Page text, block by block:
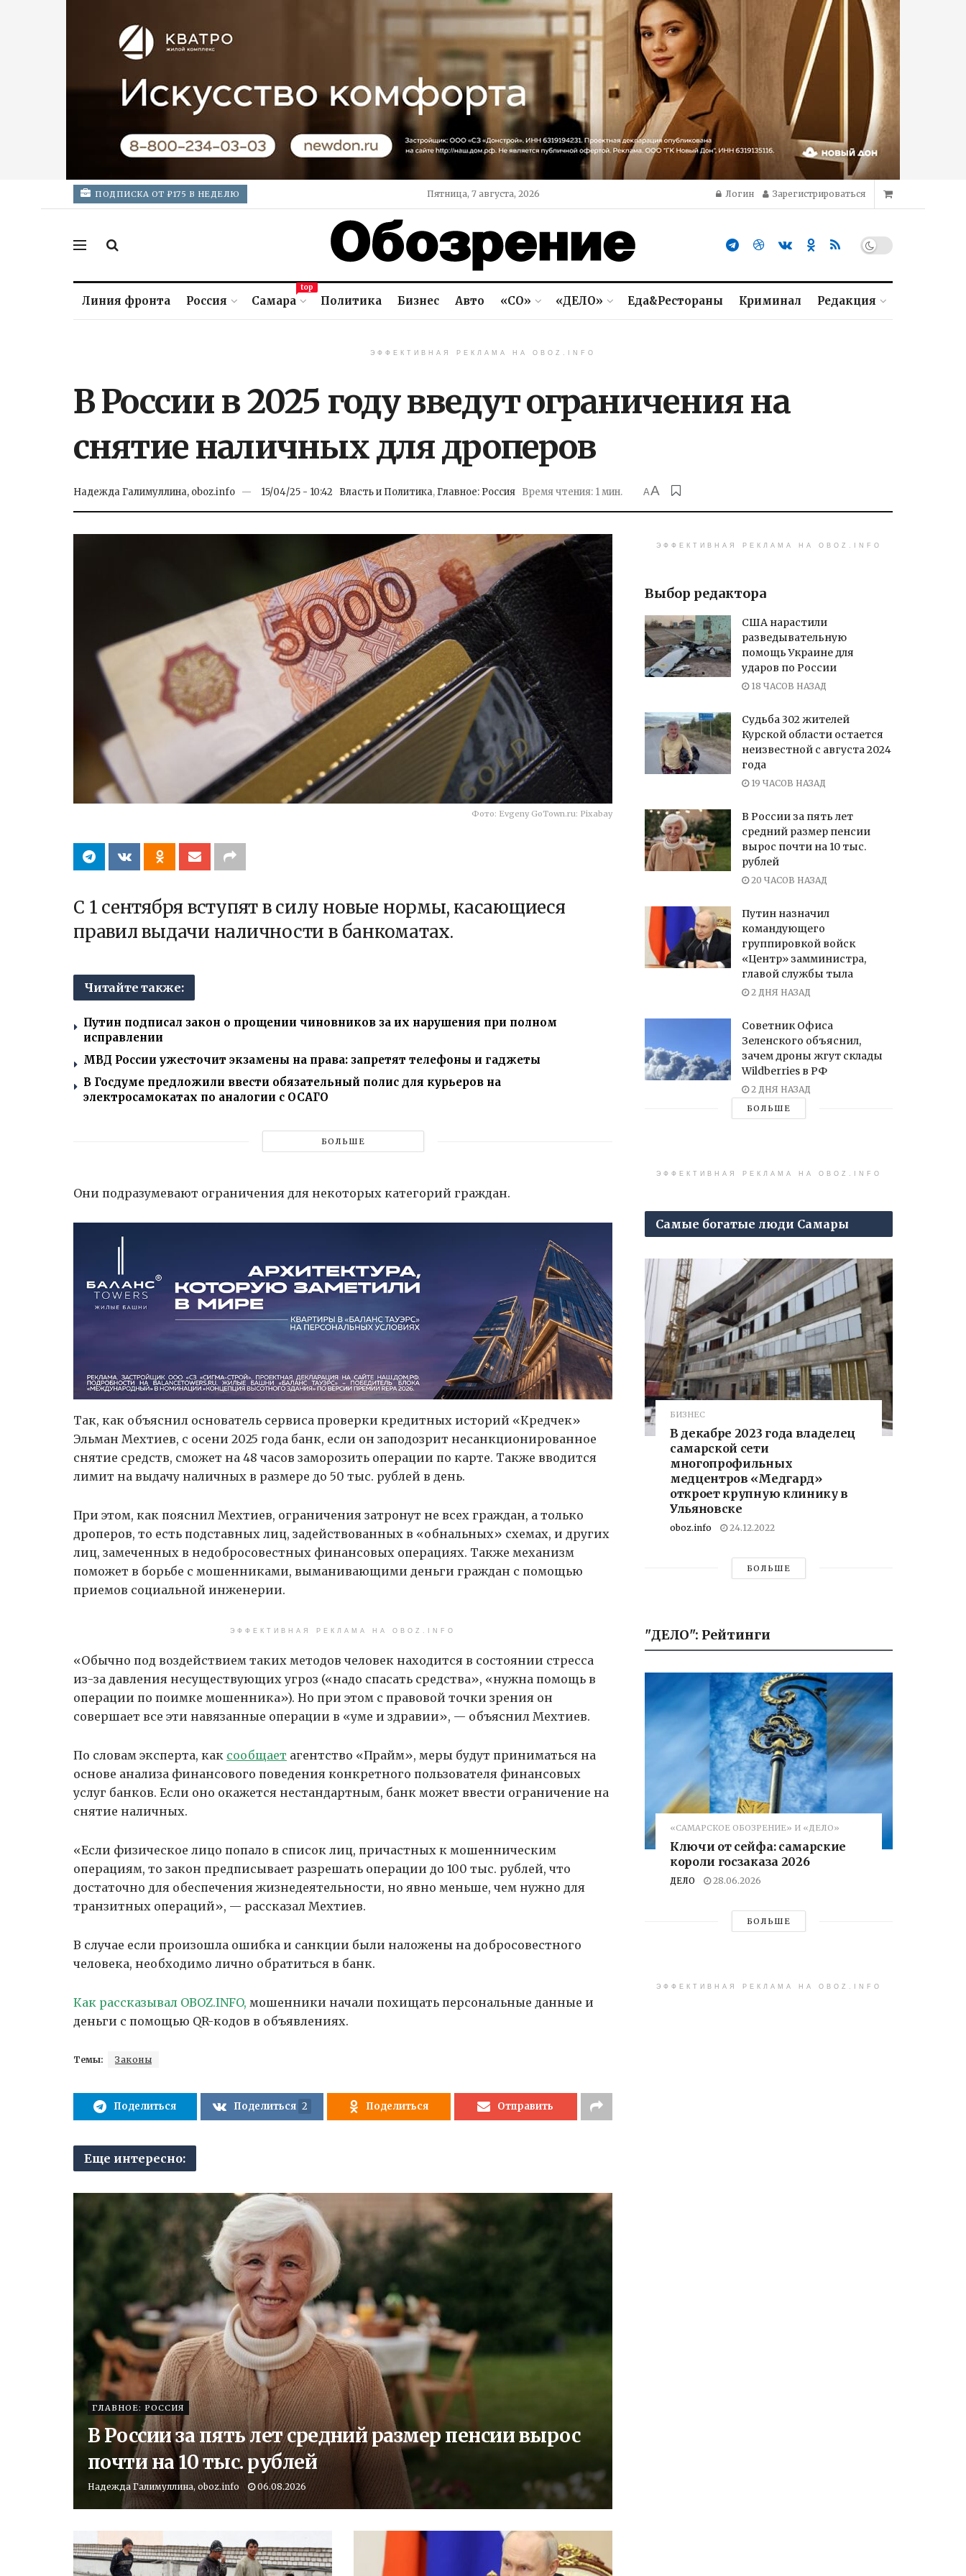
ПОДПИСКА ОТ ₽175 В НЕДЕЛЮ Пятница, 7 августа, 2026 Логин Зарегистрироваться
Линия фронта Россия Самара
top
Политика Бизнес Авто «СО» «ДЕЛО» Еда&Рестораны Криминал Редакция
ЭФФЕКТИВНАЯ РЕКЛАМА НА OBOZ.INFO
В России в 2025 году введут ограничения на
снятие наличных для дроперов
Надежда Галимуллина, oboz.info 15/04/25 - 10:42 Власть и Политика,Главное: Россия Время чтения: 1 мин. AA
Фото: Evgeny GoTown.ru: Pixabay
С 1 сентября вступят в силу новые нормы, касающиеся
правил выдачи наличности в банкоматах.
Читайте также:
Путин подписал закон о прощении чиновников за их нарушения при полном
исправлении
МВД России ужесточит экзамены на права: запретят телефоны и гаджеты
В Госдуме предложили ввести обязательный полис для курьеров на
электросамокатах по аналогии с ОСАГО
БОЛЬШЕ
Они подразумевают ограничения для некоторых категорий граждан.
Так, как объяснил основатель сервиса проверки кредитных историй «Кредчек»
Эльман Мехтиев, с осени 2025 года банк, если он заподозрит несанкционированное
снятие средств, сможет на 48 часов заморозить операции по карте. Также вводится
лимит на выдачу наличных в размере до 50 тыс. рублей в день.
При этом, как пояснил Мехтиев, ограничения затронут не всех граждан, а только
дроперов, то есть подставных лиц, задействованных в «обнальных» схемах, и других
лиц, замеченных в недобросовестных финансовых операциях. Также механизм
поможет в борьбе с мошенниками, выманивающими деньги граждан с помощью
приемов социальной инженерии.
ЭФФЕКТИВНАЯ РЕКЛАМА НА OBOZ.INFO
«Обычно под воздействием таких методов человек находится в состоянии стресса
из-за давления несуществующих угроз («надо спасать средства», «нужна помощь в
операции по поимке мошенника»). Но при этом с правовой точки зрения он
совершает все эти навязанные операции в «уме и здравии», — объяснил Мехтиев.
По словам эксперта, как сообщает агентство «Прайм», меры будут приниматься на
основе анализа финансового поведения конкретного пользователя финансовых
услуг банков. Если оно окажется нестандартным, банк может ввести ограничение на
снятие наличных.
«Если физическое лицо попало в список лиц, причастных к мошенническим
операциям, то закон предписывает разрешать операции до 100 тыс. рублей, что
достаточно для обеспечения жизнедеятельности, но явно меньше, чем нужно для
транзитных операций», — рассказал Мехтиев.
В случае если произошла ошибка и санкции были наложены на добросовестного
человека, необходимо лично обратиться в банк.
Как рассказывал OBOZ.INFO, мошенники начали похищать персональные данные и
деньги с помощью QR-кодов в объявлениях.
Темы: Законы
Поделиться Поделиться 2 Поделиться Отправить
Еще интересно:
ГЛАВНОЕ: РОССИЯ
В России за пять лет средний размер пенсии вырос
почти на 10 тыс. рублей
Надежда Галимуллина, oboz.info 06.08.2026
ЭФФЕКТИВНАЯ РЕКЛАМА НА OBOZ.INFO
Выбор редактора
США нарастили
разведывательную
помощь Украине для
ударов по России
18 ЧАСОВ НАЗАД
Судьба 302 жителей
Курской области остается
неизвестной с августа 2024
года
19 ЧАСОВ НАЗАД
В России за пять лет
средний размер пенсии
вырос почти на 10 тыс.
рублей
20 ЧАСОВ НАЗАД
Путин назначил
командующего
группировкой войск
«Центр» замминистра,
главой службы тыла
2 ДНЯ НАЗАД
Советник Офиса
Зеленского объяснил,
зачем дроны жгут склады
Wildberries в РФ
2 ДНЯ НАЗАД
БОЛЬШЕ
ЭФФЕКТИВНАЯ РЕКЛАМА НА OBOZ.INFO
Самые богатые люди Самары
БИЗНЕС
В декабре 2023 года владелец
самарской сети
многопрофильных
медцентров «Медгард»
откроет крупную клинику в
Ульяновске
oboz.info 24.12.2022
БОЛЬШЕ
"ДЕЛО": Рейтинги
«САМАРСКОЕ ОБОЗРЕНИЕ» И «ДЕЛО»
Ключи от сейфа: самарские
короли госзаказа 2026
ДЕЛО 28.06.2026
БОЛЬШЕ
ЭФФЕКТИВНАЯ РЕКЛАМА НА OBOZ.INFO